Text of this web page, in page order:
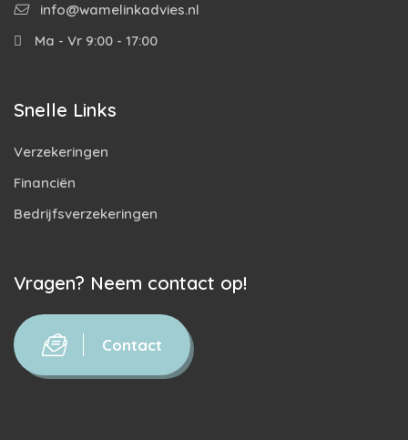
info@wamelinkadvies.nl
Ma - Vr 9:00 - 17:00
Snelle Links
Verzekeringen
Financiën
Bedrijfsverzekeringen
Vragen? Neem contact op!
Contact